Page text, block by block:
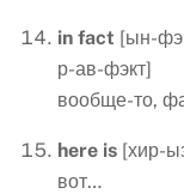
in fact [ын-
р-ав-фэкт]
вообще-то,
here is [хир-
вот…